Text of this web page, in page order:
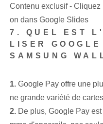
Contenu exclusif -
on dans Google Slides
7. QUEL EST
LISER
SAMSUNG
1. Google Pay offre une
ne grande variété de
2. De plus, Google Pay